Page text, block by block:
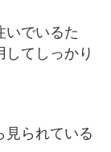
いでいるた
てしっかり
見られている